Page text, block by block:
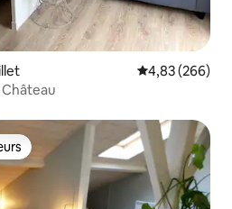
Évaluation
4,83 (266)
les plus appréciés